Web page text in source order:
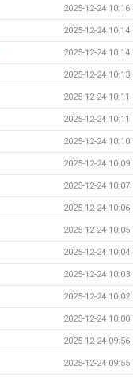
2025-12-24 10:16
2025-12-24 10:14
2025-12-24 10:14
2025-12-24 10:13
2025-12-24 10:11
2025-12-24 10:11
2025-12-24 10:10
2025-12-24 10:09
2025-12-24 10:07
2025-12-24 10:06
2025-12-24 10:05
2025-12-24 10:04
2025-12-24 10:03
2025-12-24 10:02
2025-12-24 10:00
2025-12-24 09:56
2025-12-24 09:55